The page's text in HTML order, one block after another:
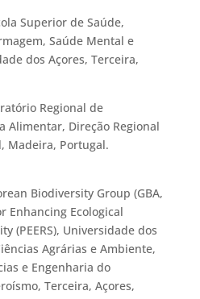
Superior de Saúde,
Saúde Mental e
dos Açores, Terceira,
Regional de
Alimentar, Direção Regional
Madeira, Portugal.
Biodiversity Group (GBA,
Enhancing Ecological
(PEERS), Universidade dos
Agrárias e Ambiente,
e Engenharia do
Terceira, Açores,